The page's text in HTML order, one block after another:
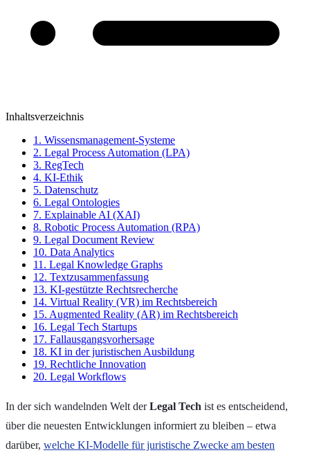
Inhaltsverzeichnis
1. Wissensmanagement-Systeme
2. Legal Process Automation (LPA)
3. RegTech
4. KI-Ethik
5. Datenschutz
6. Legal Ontologies
7. Explainable AI (XAI)
8. Robotic Process Automation (RPA)
9. Legal Document Review
10. Data Analytics
11. Legal Knowledge Graphs
12. Textzusammenfassung
13. KI-gestützte Rechtsrecherche
14. Virtual Reality (VR) im Rechtsbereich
15. Augmented Reality (AR) im Rechtsbereich
16. Legal Tech Startups
17. Fallausgangsvorhersage
18. KI in der juristischen Ausbildung
19. Rechtliche Innovation
20. Legal Workflows
In der sich wandelnden Welt derLegal Tech ist es entscheidend,
über die neuesten Entwicklungen informiert zu bleiben – etwa
darüber, welche KI-Modelle für juristische Zwecke am besten